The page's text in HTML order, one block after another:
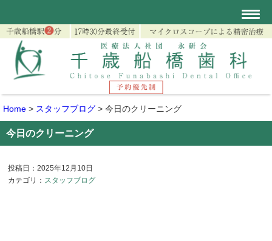
Home > スタッフブログ > 今日のクリーニング
今日のクリーニング
投稿日：2025年12月10日
カテゴリ： スタッフブログ